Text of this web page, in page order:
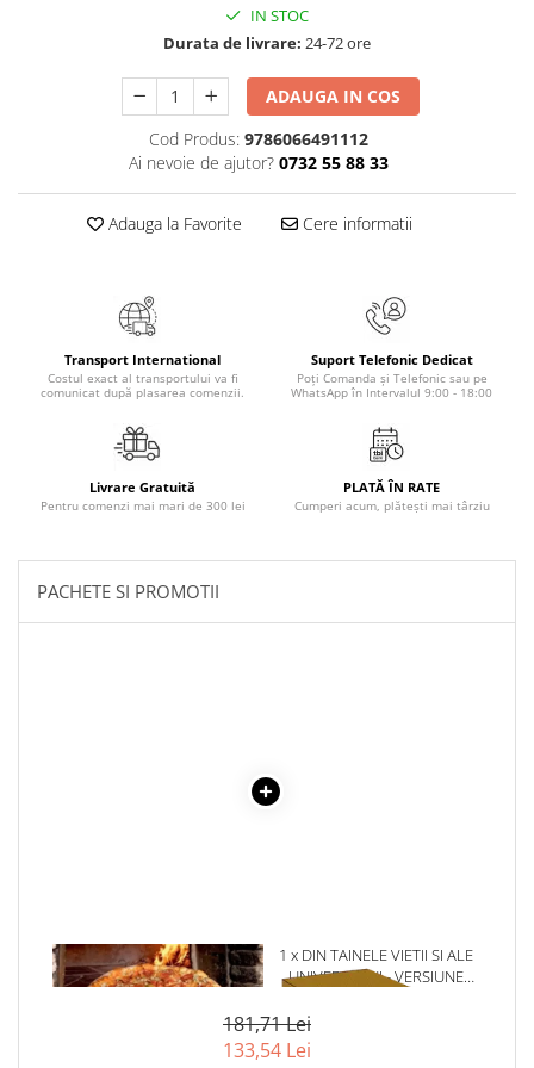
Lumea Copilariei
Ma pregatesc pentru scoala
Manuale - Carte Scolara
Clasa a III-a
Clasa a VII-a
Clasa a VIII-a
Clasa pregatitoare
Limbi Straine
Povesti
Povesti - Basme - Legende
Realitatea Augmentata
IN STOC
Durata de livrare: 24-72 ore
ADAUGA IN COS
Cod Produs: 9786066491112
Ai nevoie de ajutor? 0732 55 88 33
Adauga la Favorite Cere informatii
Transport International
Costul exact al transportului va fi
comunicat după plasarea comenzii.
Suport Telefonic Dedicat
Poți Comanda și Telefonic sau pe
WhatsApp în Intervalul 9:00 - 18:00
Livrare Gratuită
Pentru comenzi mai mari de 300 lei
PLATĂ ÎN RATE
Cumperi acum, plătești mai târziu
PACHETE SI PROMOTII
1 x CUPTORUL CU LEMNE
1 x DIN TAINELE VIETII SI ALE
UNIVERSULUI - VERSIUNE
VOLUMELE I-III. CUTIE DE
COLECTIE -SCARLAT
181,71 Lei
133,54 Lei